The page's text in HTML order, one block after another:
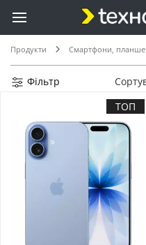
Продукти Смартфони,
Фільтр
ТОП